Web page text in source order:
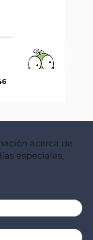
acerca de
especiales,